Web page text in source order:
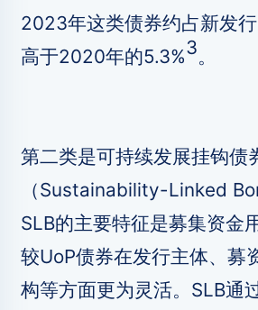
2023年这类债券约占新发行
高于2020年的5.3%3。
第二类是可持续发展挂钩债
（Sustainability-Linked
SLB的主要特征是募集资金
较UoP债券在发行主体、募
构等方面更为灵活。SLB通